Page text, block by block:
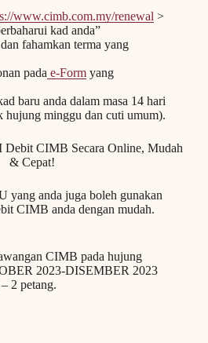
www.cimb.com.my/renewal >
kad anda”
fahamkan terma yang
pada e-Form yang
baru anda dalam masa 14 hari
hujung minggu dan cuti umum).
yang anda juga boleh gunakan
CIMB anda dengan mudah.
CIMB pada hujung
2023-DISEMBER 2023
2 petang.